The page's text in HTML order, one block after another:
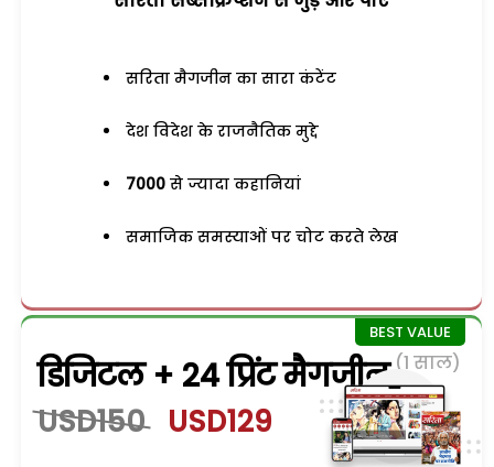
सरिता मैगजीन का सारा कंटेंट
देश विदेश के राजनैतिक मुद्दे
7000 से ज्यादा कहानियां
समाजिक समस्याओं पर चोट करते लेख
डिजिटल + 24 प्रिंट मैगजीन (1 साल)
USD150 USD129